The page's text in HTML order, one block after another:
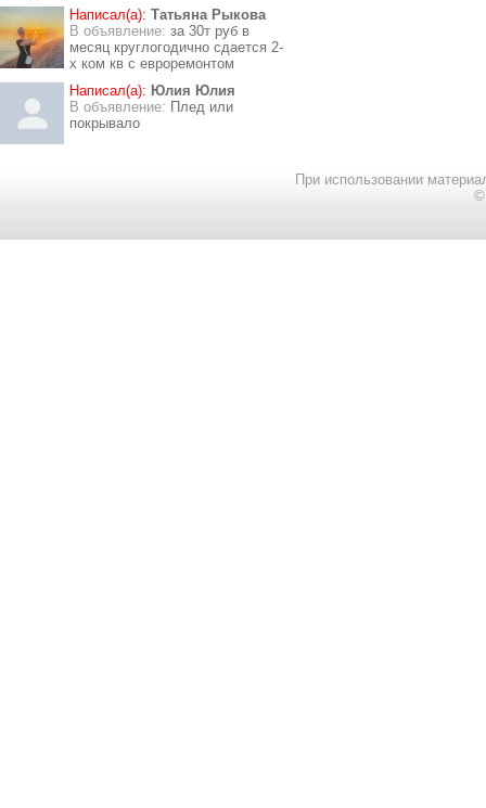
Написал(а): Татьяна Рыкова
В объявление: за 30т руб в
месяц круглогодично сдается 2-
х ком кв с евроремонтом
Написал(а): Юлия Юлия
В объявление: Плед или
покрывало
При использовании